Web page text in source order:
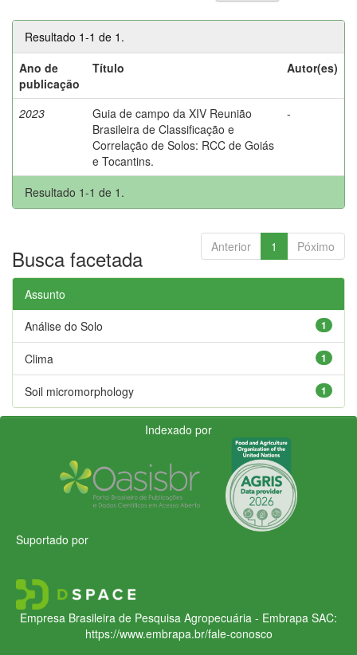
Resultado 1-1 de 1.
Ano de
publicação
Título Autor(es)
2023
Guia de campo da XIV Reunião
Brasileira de Classificação e
Correlação de Solos: RCC de Goiás
e Tocantins.
-
Resultado 1-1 de 1.
Anterior 1 Póximo
Busca facetada
Assunto
1
Análise do Solo
1
Clima
1
Soil micromorphology
Indexado por
Suportado por
Empresa Brasileira de Pesquisa Agropecuária - Embrapa SAC:
https://www.embrapa.br/fale-conosco